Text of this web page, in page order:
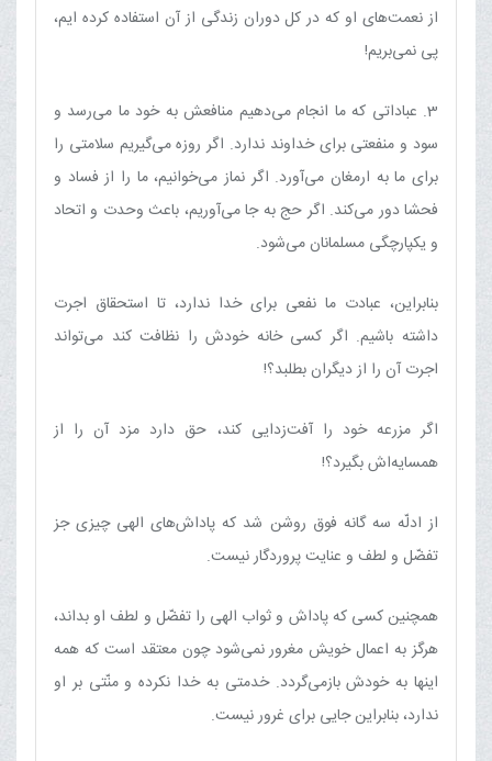
‌از نعمت‌های او که در کل دوران زندگی از آن استفاده کرده ایم،
پی نمی‌بریم!
3. عباداتی که ما انجام می‌دهیم منافعش به خود ما می‌رسد و
سود و منفعتی برای خداوند ندارد. اگر روزه می‌گیریم سلامتی را
برای ما به ارمغان می‌آورد. اگر نماز می‌خوانیم، ما را از فساد و
فحشا دور می‌کند. اگر حج به ‌جا می‌آوریم، باعث وحدت و اتحاد
و یکپارچگی مسلمانان می‌شود.
بنابراین، عبادت ما نفعی برای خدا ندارد، تا استحقاق اجرت
داشته باشیم. اگر کسی خانه خودش را نظافت کند می‌تواند
اجرت آن را از دیگران بطلبد؟!
اگر مزرعه خود را آفت‌زدایی کند، حق دارد مزد آن را از
همسایه‌اش بگیرد؟!
از ادلّه سه‌ گانه فوق روشن شد که پاداش‌های الهی چیزی جز
تفضّل و لطف و عنایت پروردگار نیست.
همچنین کسی که پاداش و ثواب الهی را تفضّل و لطف او بداند،
هرگز به اعمال خویش مغرور نمی‌شود چون معتقد است که همه
اینها به خودش بازمی‌گردد. خدمتی به خدا نکرده و منّتی بر او
ندارد، بنابراین جایی برای غرور نیست.